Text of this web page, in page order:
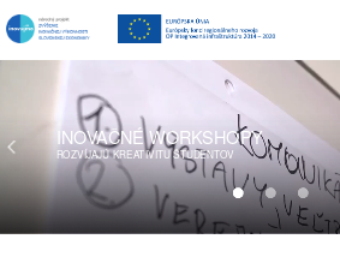
INOVAČNÉWORKSHOPY
ROZVÍJAJÚ KREATIVITU ŠTUDENTOV